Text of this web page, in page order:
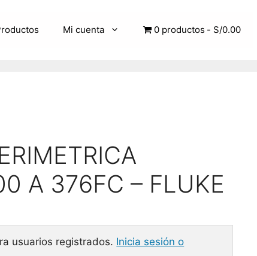
Mi cuenta 0 productos S/0.00
A 376FC – FLUKE
usuarios registrados. Inicia sesión o